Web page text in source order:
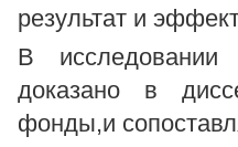
результат и
В исследовании
доказано в
фонды,и